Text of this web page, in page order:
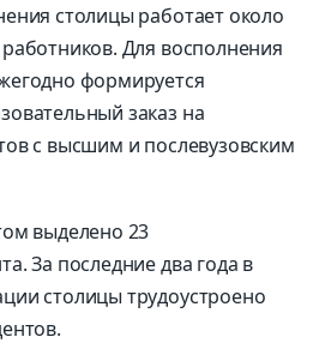
столицы работает около
Для восполнения
формируется
заказ на
с высшим и послевузовским
выделено 23
За последние два года в
столицы трудоустроено